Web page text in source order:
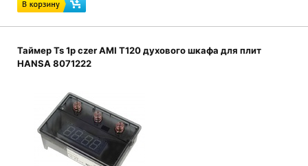
Таймер Ts 1p czer AMI T120 духового шкафа для плит
HANSA 8071222